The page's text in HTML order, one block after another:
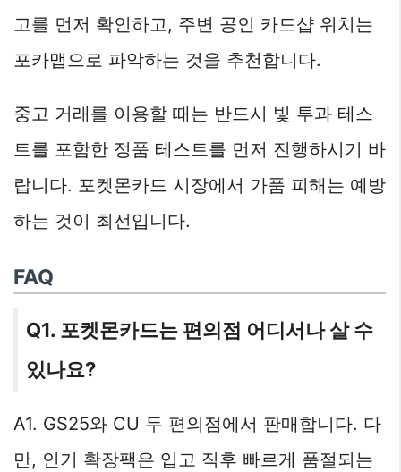
고를 먼저 확인하고, 주변 공인 카드샵 위치는
포카맵으로 파악하는 것을 추천합니다.
중고 거래를 이용할 때는 반드시 빛 투과 테스
트를 포함한 정품 테스트를 먼저 진행하시기 바
랍니다. 포켓몬카드 시장에서 가품 피해는 예방
하는 것이 최선입니다.
FAQ
Q1. 포켓몬카드는 편의점 어디서나 살 수
있나요?
A1. GS25와 CU 두 편의점에서 판매합니다. 다
만, 인기 확장팩은 입고 직후 빠르게 품절되는